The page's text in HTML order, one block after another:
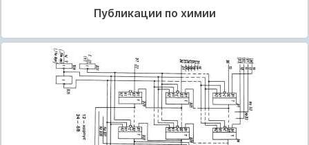
Публикации по химии